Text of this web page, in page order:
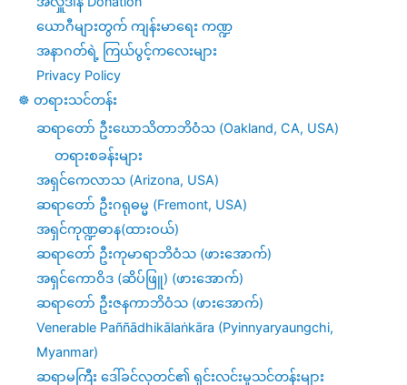
ယောဂီများတွက် ကျန်းမာရေး ကဏ္ဍ
အနာဂတ်ရဲ့ ကြယ်ပွင့်ကလေးများ
Privacy Policy
☸️ တရားသင်တန်း
ဆရာတော် ဦးဃောသိတာဘိဝံသ (Oakland, CA, USA)
တရားစခန်းများ
အရှင်ကေလာသ (Arizona, USA)
ဆရာတော် ဦးဂရုဓမ္မ (Fremont, USA)
အရှင်ကုဏ္ဍဓာန(ထားဝယ်)
ဆရာတော် ဦးကုမာရာဘိဝံသ (ဖားအောက်)
အရှင်ကောဝိဒ (ဆိပ်ဖြူ) (ဖားအောက်)
ဆရာတော် ဦးဇနကာဘိဝံသ (ဖားအောက်)
Venerable Paññādhikālaṅkāra (Pyinnyaryaungchi,
Myanmar)
ဆရာမကြီး ဒေါ်ခင်လှတင်၏ ရှင်းလင်းမှုသင်တန်းများ